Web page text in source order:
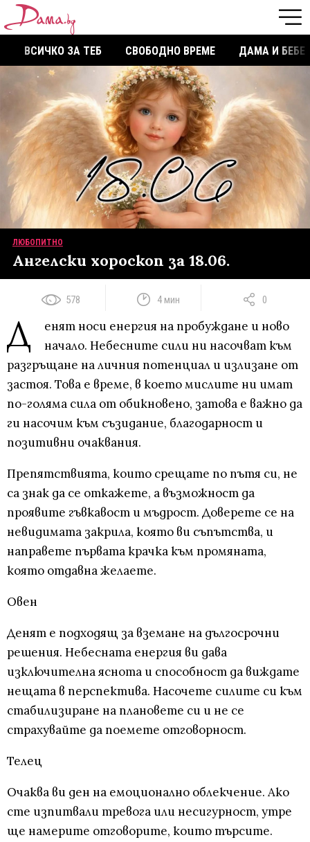
ВСИЧКО ЗА ТЕБ СВОБОДНО ВРЕМЕ ДАМА И БЕБЕ
ЛЮБОПИТНО
Ангелски хороскоп за 18.06.
578 4 мин 0
Д
енят носи енергия на пробуждане и ново
начало. Небесните сили ни насочват към
разгръщане на личния потенциал и излизане от
застоя. Това е време, в което мислите ни имат
по-голяма сила от обикновено, затова е важно да
ги насочим към съзидание, благодарност и
позитивни очаквания.
Препятствията, които срещате по пътя си, не
са знак да се откажете, а възможност да
проявите гъвкавост и мъдрост. Доверете се на
невидимата закрила, която ви съпътства, и
направете първата крачка към промяната,
която отдавна желаете.
Овен
Денят е подходящ за вземане на дългосрочни
решения. Небесната енергия ви дава
изключителна яснота и способност да виждате
нещата в перспектива. Насочете силите си към
стабилизиране на плановете си и не се
страхувайте да поемете отговорност.
Телец
Очаква ви ден на емоционално облекчение. Ако
сте изпитвали тревога или несигурност, утре
ще намерите отговорите, които търсите.